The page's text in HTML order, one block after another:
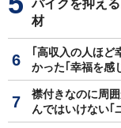
パイクを抑え
材
｢高収入の人ほ
かった｢幸福を感
襟付きなのに周
んではいけない｢